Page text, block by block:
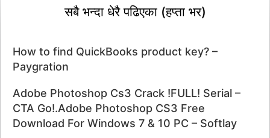
सबै भन्दा धेरै पढिएका (हप्ता भर)
How to find QuickBooks product key? –
Paygration
Adobe Photoshop Cs3 Crack !FULL! Serial –
CTA Go!.Adobe Photoshop CS3 Free
Download For Windows 7 & 10 PC – Softlay